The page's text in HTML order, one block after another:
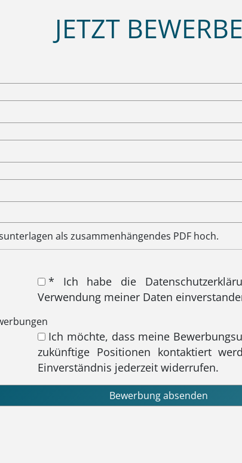
JETZT
als zusammenhängendes PDF hoch.
* Ich habe die
Verwendung meiner Daten
Ich möchte, dass meine
zukünftige Positionen kontaktiert
Einverständnis jederzeit widerrufen.